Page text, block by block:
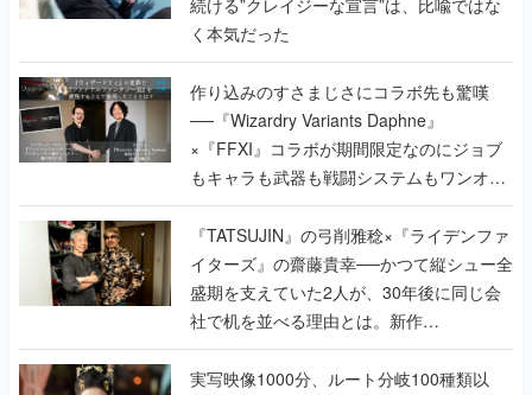
続ける”クレイジーな宣言”は、比喩ではな
く本気だった
作り込みのすさまじさにコラボ先も驚嘆
──『Wizardry Variants Daphne』
×『FFXI』コラボが期間限定なのにジョブ
もキャラも武器も戦闘システムもワンオフ
で作り込まれた理由を両ディレクターに聞
く
『TATSUJIN』の弓削雅稔×『ライデンファ
イターズ』の齋藤貴幸──かつて縦シュー全
盛期を支えていた2人が、30年後に同じ会
社で机を並べる理由とは。新作
『TATSUJIN EXTREME』で初タッグを組
んだレジェンド2人に訊く開発秘話
実写映像1000分、ルート分岐100種類以